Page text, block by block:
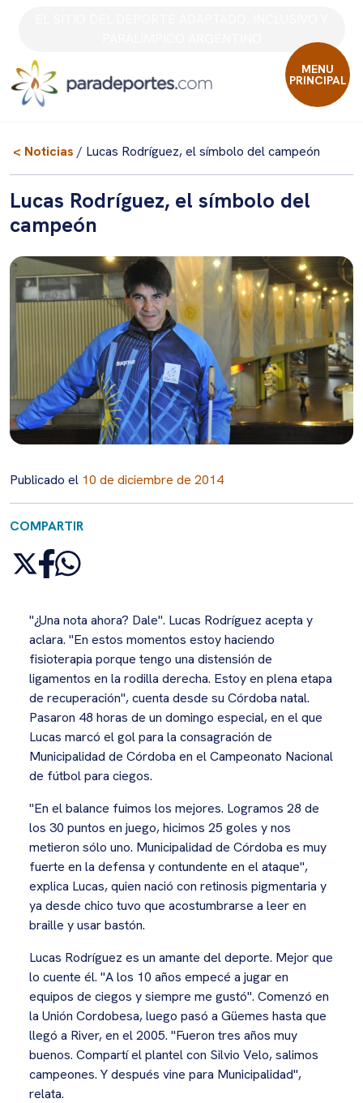
MENU
PRINCIPAL
< Noticias / Lucas Rodríguez, el símbolo del campeón
Lucas Rodríguez, el símbolo del
campeón
Publicado el 10 de diciembre de 2014
COMPARTIR
"¿Una nota ahora? Dale". Lucas Rodríguez acepta y
aclara. "En estos momentos estoy haciendo
fisioterapia porque tengo una distensión de
ligamentos en la rodilla derecha. Estoy en plena etapa
de recuperación", cuenta desde su Córdoba natal.
Pasaron 48 horas de un domingo especial, en el que
Lucas marcó el gol para la consagración de
Municipalidad de Córdoba en el Campeonato Nacional
de fútbol para ciegos.
"En el balance fuimos los mejores. Logramos 28 de
los 30 puntos en juego, hicimos 25 goles y nos
metieron sólo uno. Municipalidad de Córdoba es muy
fuerte en la defensa y contundente en el ataque",
explica Lucas, quien nació con retinosis pigmentaria y
ya desde chico tuvo que acostumbrarse a leer en
braille y usar bastón.
Lucas Rodríguez es un amante del deporte. Mejor que
lo cuente él. "A los 10 años empecé a jugar en
equipos de ciegos y siempre me gustó". Comenzó en
la Unión Cordobesa, luego pasó a Güemes hasta que
llegó a River, en el 2005. "Fueron tres años muy
buenos. Compartí el plantel con Silvio Velo, salimos
campeones. Y después vine para Municipalidad",
relata.